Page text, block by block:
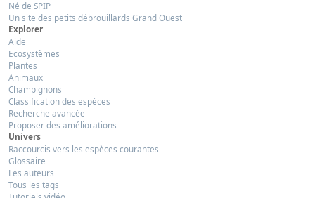
Né de SPIP
Un site des petits débrouillards Grand Ouest
Explorer
Aide
Ecosystèmes
Plantes
Animaux
Champignons
Classification des espèces
Recherche avancée
Proposer des améliorations
Univers
Raccourcis vers les espèces courantes
Glossaire
Les auteurs
Tous les tags